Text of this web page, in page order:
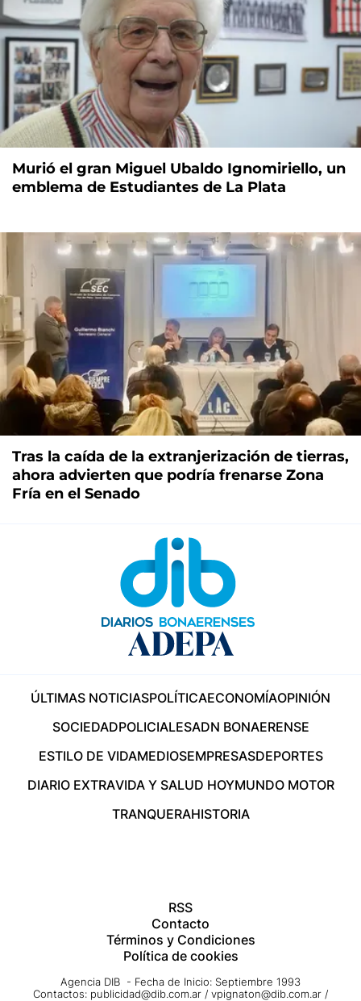
Murió el gran Miguel Ubaldo Ignomiriello, un
emblema de Estudiantes de La Plata
Tras la caída de la extranjerización de tierras,
ahora advierten que podría frenarse Zona
Fría en el Senado
ÚLTIMAS NOTICIASPOLÍTICAECONOMÍAOPINIÓN
SOCIEDADPOLICIALESADN BONAERENSE
ESTILO DE VIDAMEDIOSEMPRESASDEPORTES
DIARIO EXTRAVIDA Y SALUD HOYMUNDO MOTOR
TRANQUERAHISTORIA
RSS
Contacto
Términos y Condiciones
Política de cookies
Agencia DIB - Fecha de Inicio: Septiembre 1993
Contactos: publicidad@dib.com.ar / vpignaton@dib.com.ar /